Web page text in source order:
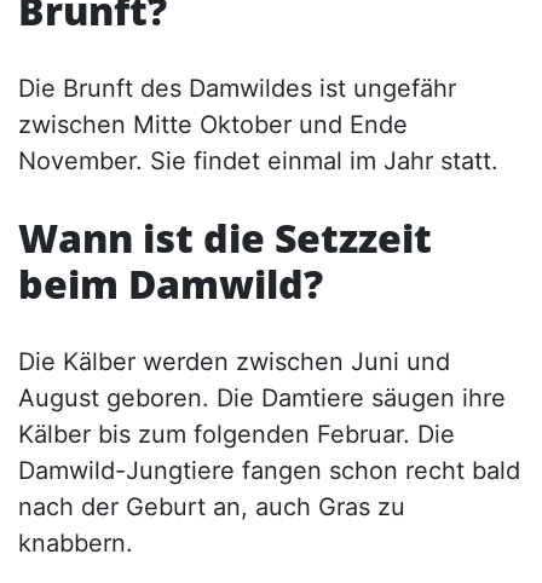
Die Brunft des Damwildes ist ungefähr
zwischen Mitte Oktober und Ende
November. Sie findet einmal im Jahr statt.
Wann ist die Setzzeit
beim Damwild?
Die Kälber werden zwischen Juni und
August geboren. Die Damtiere säugen ihre
Kälber bis zum folgenden Februar. Die
Damwild-Jungtiere fangen schon recht bald
nach der Geburt an, auch Gras zu
knabbern.